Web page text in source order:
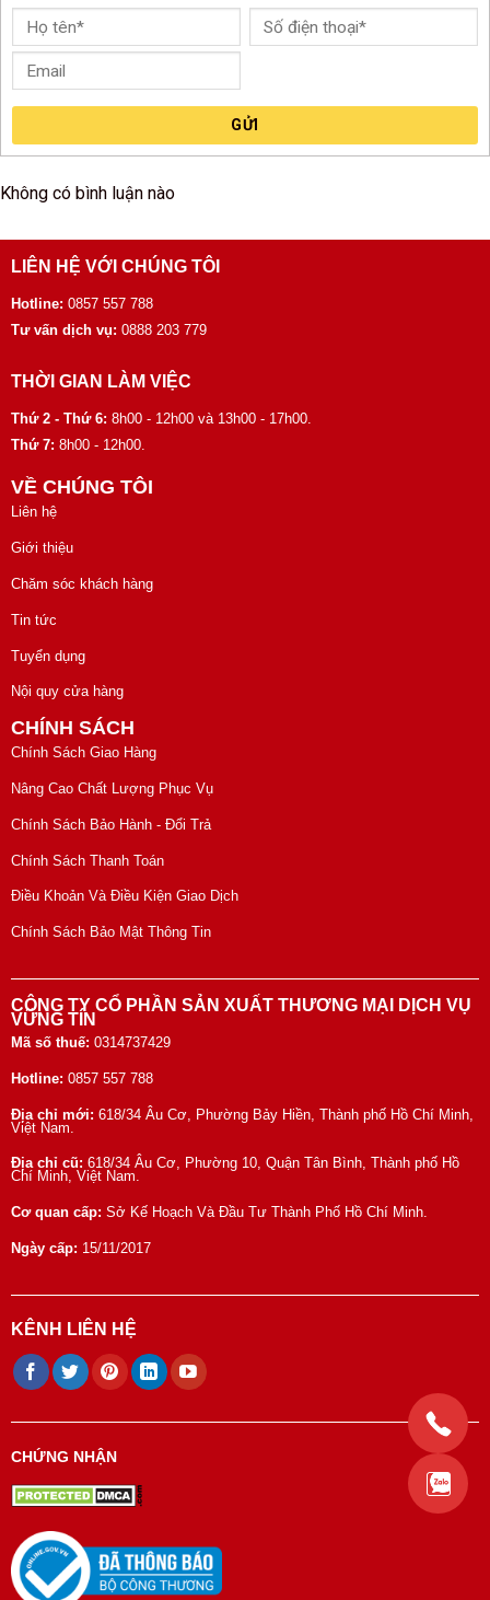
GỬI
Không có bình luận nào
LIÊN HỆ VỚI CHÚNG TÔI
Hotline: 0857 557 788
Tư vấn dịch vụ: 0888 203 779
THỜI GIAN LÀM VIỆC
Thứ 2 - Thứ 6: 8h00 - 12h00 và 13h00 - 17h00.
Thứ 7: 8h00 - 12h00.
VỀ CHÚNG TÔI
Liên hệ
Giới thiệu
Chăm sóc khách hàng
Tin tức
Tuyển dụng
Nội quy cửa hàng
CHÍNH SÁCH
Chính Sách Giao Hàng
Nâng Cao Chất Lượng Phục Vụ
Chính Sách Bảo Hành - Đổi Trả
Chính Sách Thanh Toán
Điều Khoản Và Điều Kiện Giao Dịch
Chính Sách Bảo Mật Thông Tin
CÔNG TY CỔ PHẦN SẢN XUẤT THƯƠNG MẠI DỊCH VỤ
VỮNG TÍN
Mã số thuế: 0314737429
Hotline: 0857 557 788
Địa chỉ mới: 618/34 Âu Cơ, Phường Bảy Hiền, Thành phố Hồ Chí Minh,
Việt Nam.
Địa chỉ cũ: 618/34 Âu Cơ, Phường 10, Quận Tân Bình, Thành phố Hồ
Chí Minh, Việt Nam.
Cơ quan cấp: Sở Kế Hoạch Và Đầu Tư Thành Phố Hồ Chí Minh.
Ngày cấp: 15/11/2017
KÊNH LIÊN HỆ
CHỨNG NHẬN